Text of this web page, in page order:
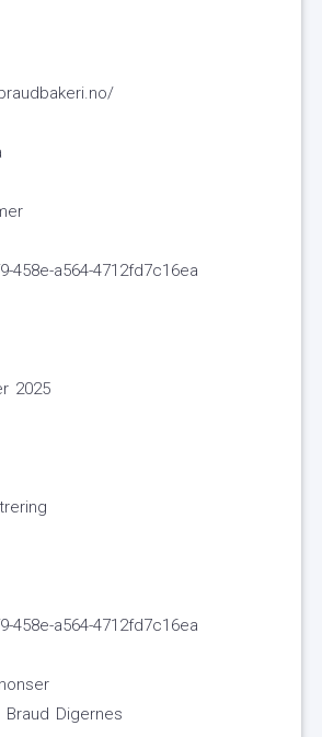
458e-a564-4712fd7c16ea
2025
458e-a564-4712fd7c16ea
Braud Digernes